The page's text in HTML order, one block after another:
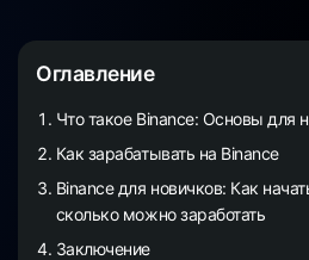
Оглавление
Что такое Binance: Основы для
Как зарабатывать на Binance
Binance для новичков: Как
сколько можно заработать
Заключение